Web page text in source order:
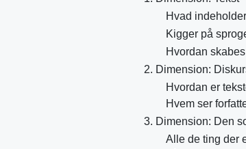
Hvad
Kigger på
Hvordan
2. Dimension:
Hvordan er
Hvem ser
3. Dimension: Den
Alle de ting der